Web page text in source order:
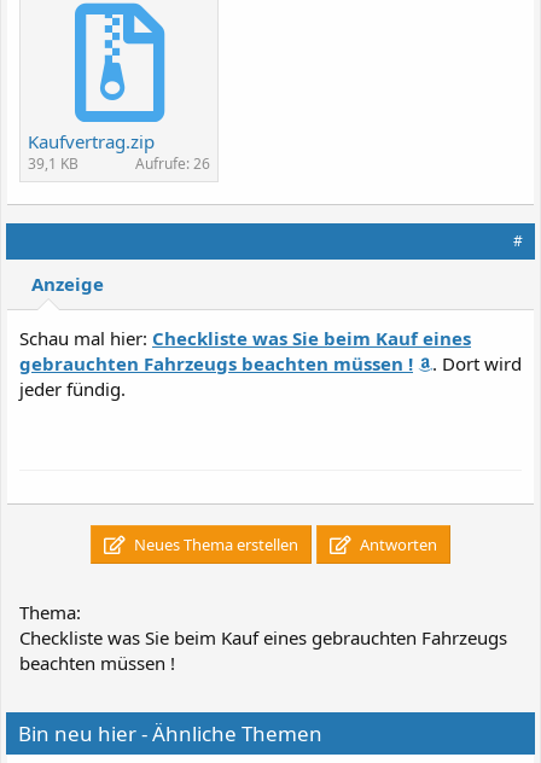
Kaufvertrag.zip
39,1 KB Aufrufe: 26
#
Anzeige
Schau mal hier: Checkliste was Sie beim Kauf eines
gebrauchten Fahrzeugs beachten müssen !
. Dort wird
jeder fündig.
Neues Thema erstellen Antworten
Thema:
Checkliste was Sie beim Kauf eines gebrauchten Fahrzeugs
beachten müssen !
Bin neu hier - Ähnliche Themen